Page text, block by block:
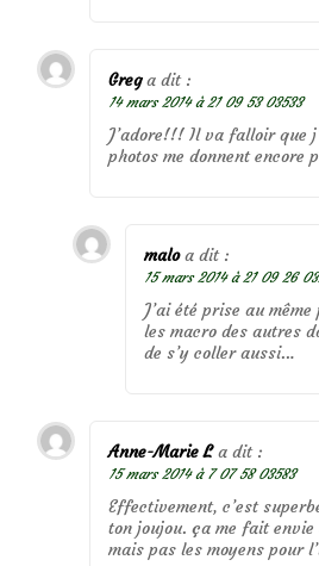
Greg a dit :
14 mars 2014 à 21 09 53 03533
J’adore!!! Il va falloir que
photos me donnent encore
malo a dit :
15 mars 2014 à 21 09 26
J’ai été prise au
les macro des autres
de s’y coller aussi…
Anne-Marie L a dit :
15 mars 2014 à 7 07 58 03583
Effectivement, c’est
ton joujou. ça me fait envie
mais pas les moyens pour